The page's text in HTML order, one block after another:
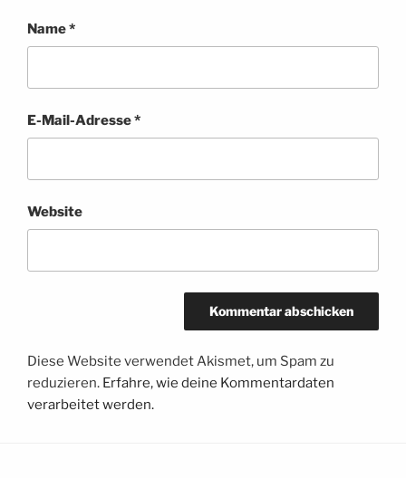
Name*
E-Mail-Adresse*
Website
Diese Website verwendet Akismet, um Spam zu
reduzieren. Erfahre, wie deine Kommentardaten
verarbeitet werden.